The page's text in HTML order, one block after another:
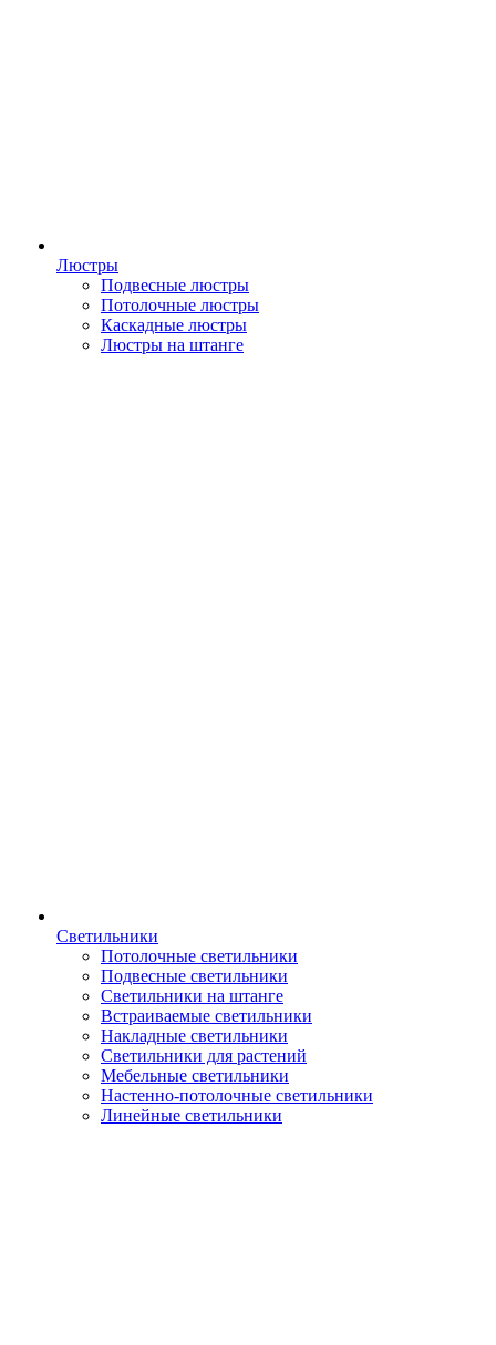
Люстры
Подвесные люстры
Потолочные люстры
Каскадные люстры
Люстры на штанге
Светильники
Потолочные светильники
Подвесные светильники
Светильники на штанге
Встраиваемые светильники
Накладные светильники
Светильники для растений
Мебельные светильники
Настенно-потолочные светильники
Линейные светильники